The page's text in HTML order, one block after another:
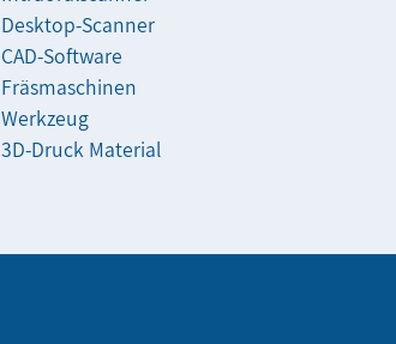
Desktop-Scanner
CAD-Software
Fräsmaschinen
Werkzeug
3D-Druck Material